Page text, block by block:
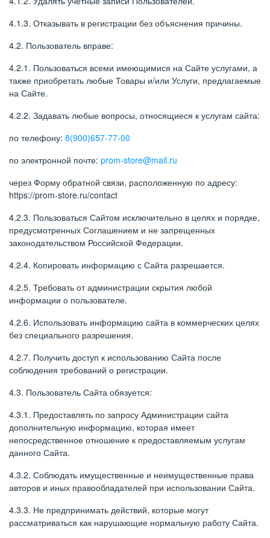
4.1.3. Отказывать в регистрации без объяснения причины.
4.2. Пользователь вправе:
4.2.1. Пользоваться всеми имеющимися на Сайте услугами, а
также приобретать любые Товары и/или Услуги, предлагаемые
на Сайте.
4.2.2. Задавать любые вопросы, относящиеся к услугам сайта:
по телефону: 8(900)657-77-00
по электронной почте: prom-store@mail.ru
через Форму обратной связи, расположенную по адресу:
https://prom-store.ru/contact
4.2.3. Пользоваться Сайтом исключительно в целях и порядке,
предусмотренных Соглашением и не запрещенных
законодательством Российской Федерации.
4.2.4. Копировать информацию с Сайта разрешается.
4.2.5. Требовать от администрации скрытия любой
информации о пользователе.
4.2.6. Использовать информацию сайта в коммерческих целях
без специального разрешения.
4.2.7. Получить доступ к использованию Сайта после
соблюдения требований о регистрации.
4.3. Пользователь Сайта обязуется:
4.3.1. Предоставлять по запросу Администрации сайта
дополнительную информацию, которая имеет
непосредственное отношение к предоставляемым услугам
данного Сайта.
4.3.2. Соблюдать имущественные и неимущественные права
авторов и иных правообладателей при использовании Сайта.
4.3.3. Не предпринимать действий, которые могут
рассматриваться как нарушающие нормальную работу Сайта.